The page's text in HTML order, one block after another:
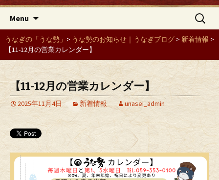
Menu
検
うなぎの「うな勢」 > うな勢のお知らせ｜うなぎブログ > 新着情報 >
【11-12月の営業カレンダー】
【11-12月の営業カレンダー】
2025年11月4日 新着情報 unasei_admin